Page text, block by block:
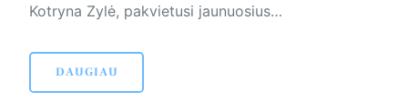
Kotryna Zylė, pakvietusi jaunuosius…
DAUGIAU